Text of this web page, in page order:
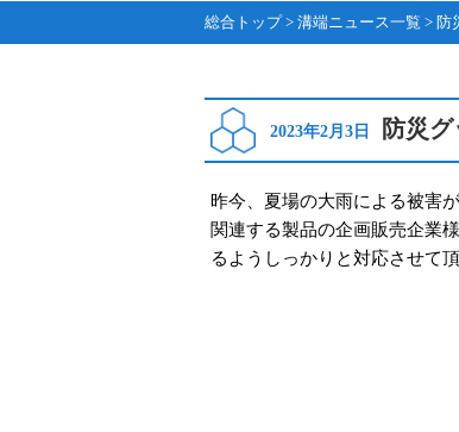
総合トップ 溝端ニュース一覧 防
2023年2月3日 防災
昨今、夏場の大雨による被害
関連する製品の企画販売企業
るようしっかりと対応させて頂